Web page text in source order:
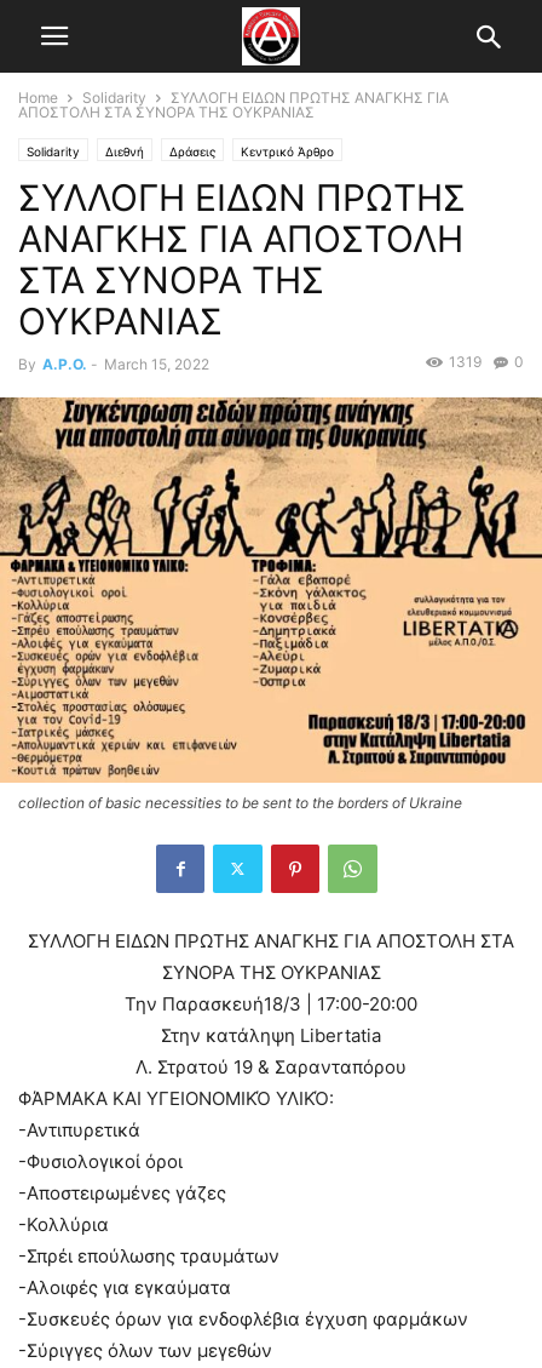
Home Solidarity
ΣΥΛΛΟΓΗ ΕΙΔΩΝ ΠΡΩΤΗΣ ΑΝΑΓΚΗΣ ΓΙΑ
ΑΠΟΣΤΟΛΗ ΣΤΑ ΣΥΝΟΡΑ ΤΗΣ ΟΥΚΡΑΝΙΑΣ
Solidarity Διεθνή Δράσεις Κεντρικό Άρθρο
ΣΥΛΛΟΓΗ ΕΙΔΩΝ ΠΡΩΤΗΣ
ΑΝΑΓΚΗΣ ΓΙΑ ΑΠΟΣΤΟΛΗ
ΣΤΑ ΣΥΝΟΡΑ ΤΗΣ
ΟΥΚΡΑΝΙΑΣ
By A.P.O. - March 15, 2022 0
1319
collection of basic necessities to be sent to the borders of Ukraine
ΣΥΛΛΟΓΗ ΕΙΔΩΝ ΠΡΩΤΗΣ ΑΝΑΓΚΗΣ ΓΙΑ ΑΠΟΣΤΟΛΗ ΣΤΑ
ΣΥΝΟΡΑ ΤΗΣ ΟΥΚΡΑΝΙΑΣ
Την Παρασκευή18/3 | 17:00-20:00
Στην κατάληψη Libertatia
Λ. Στρατού 19 & Σαρανταπόρου
ΦΆΡΜΑΚΑ ΚΑΙ ΥΓΕΙΟΝΟΜΙΚΌ ΥΛΙΚΌ:
-Αντιπυρετικά
-Φυσιολογικοί όροι
-Αποστειρωμένες γάζες
-Κολλύρια
-Σπρέι επούλωσης τραυμάτων
-Αλοιφές για εγκαύματα
-Συσκευές όρων για ενδοφλέβια έγχυση φαρμάκων
-Σύριγγες όλων των μεγεθών